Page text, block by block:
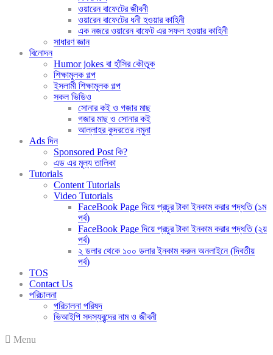
ওয়ারেন বাফেটের জীবনী
ওয়ারেন বাফেটের ধনী হওয়ার কাহিনী
এক নজরে ওয়ারেন বাফেট এর সফল হওয়ার কাহিনী
সাধারণ জ্ঞান
বিনোদন
Humor jokes বা হাঁসির কৌতুক
শিক্ষামূলক গল্প
ইসলামী শিক্ষামূলক গল্প
সকল ভিডিও
সোনার কই ও গজার মাছ
গজার মাছ ও সোনার কই
আল্লাহর কুদরতের নমুনা
Ads দিন
Sponsored Post কি?
এড এর মূল্য তালিকা
Tutorials
Content Tutorials
Video Tutorials
FaceBook Page দিয়ে প্রচুর টাকা ইনকাম করার পদ্ধতি (১ম
পর্ব)
FaceBook Page দিয়ে প্রচুর টাকা ইনকাম করার পদ্ধতি (২য়
পর্ব)
২ ডলার থেকে ১০০ ডলার ইনকাম করুন অনলাইনে (দ্বিতীয়
পর্ব)
TOS
Contact Us
পরিচালনা
পরিচালনা পরিষদ
ভিআইপি সদস্যবৃন্দের নাম ও জীবনী
Menu